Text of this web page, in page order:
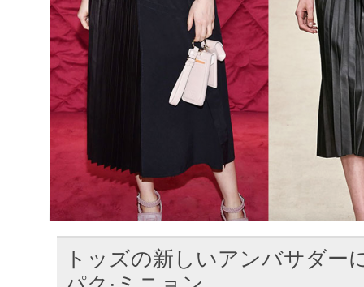
トッズの新しいアンバサダー